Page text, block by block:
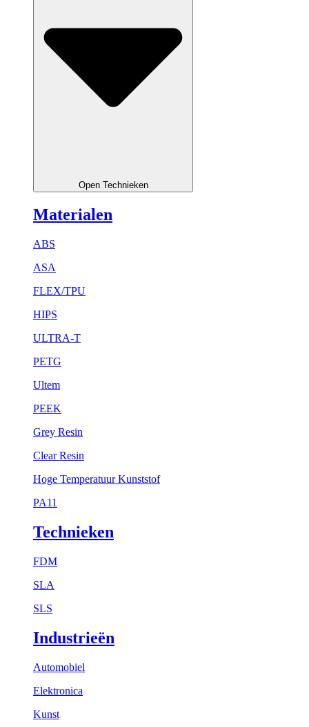
Open Technieken
Materialen
ABS
ASA
FLEX/TPU
HIPS
ULTRA-T
PETG
Ultem
PEEK
Grey Resin
Clear Resin
Hoge Temperatuur Kunststof
PA11
Technieken
FDM
SLA
SLS
Industrieën
Automobiel
Elektronica
Kunst